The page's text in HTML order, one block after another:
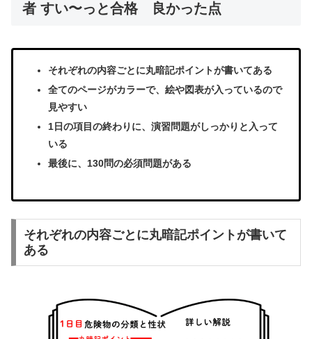
者 すい〜っと合格 良かった点
それぞれの内容ごとに丸暗記ポイントが書いてある
全てのページがカラーで、絵や図表が入っているので
見やすい
1日の項目の終わりに、演習問題がしっかりと入って
いる
最後に、130問の必須問題がある
それぞれの内容ごとに丸暗記ポイントが書いて
ある